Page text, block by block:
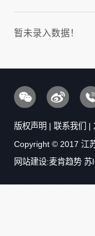
暂未录入数据！
版权声明 | 联系我们 |
Copyright © 2017 江
网站建设:麦肯趋势 苏